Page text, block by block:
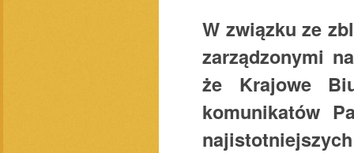
W związku ze
zarządzonymi
że Krajowe
komunikatów